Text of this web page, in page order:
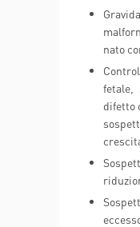
nato
fetale,
difetto